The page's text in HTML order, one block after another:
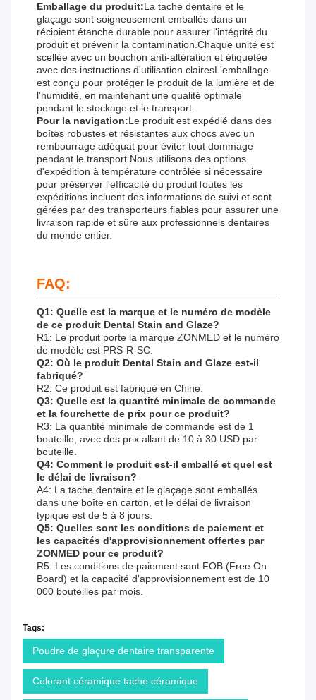
Emballage du produit:La tache dentaire et le
glaçage sont soigneusement emballés dans un
récipient étanche durable pour assurer l'intégrité du
produit et prévenir la contamination.Chaque unité est
scellée avec un bouchon anti-altération et étiquetée
avec des instructions d'utilisation clairesL'emballage
est conçu pour protéger le produit de la lumière et de
l'humidité, en maintenant une qualité optimale
pendant le stockage et le transport.
Pour la navigation:Le produit est expédié dans des
boîtes robustes et résistantes aux chocs avec un
rembourrage adéquat pour éviter tout dommage
pendant le transport.Nous utilisons des options
d'expédition à température contrôlée si nécessaire
pour préserver l'efficacité du produitToutes les
expéditions incluent des informations de suivi et sont
gérées par des transporteurs fiables pour assurer une
livraison rapide et sûre aux professionnels dentaires
du monde entier.
FAQ:
Q1: Quelle est la marque et le numéro de modèle
de ce produit Dental Stain and Glaze?
R1: Le produit porte la marque ZONMED et le numéro
de modèle est PRS-R-SC.
Q2: Où le produit Dental Stain and Glaze est-il
fabriqué?
R2: Ce produit est fabriqué en Chine.
Q3: Quelle est la quantité minimale de commande
et la fourchette de prix pour ce produit?
R3: La quantité minimale de commande est de 1
bouteille, avec des prix allant de 10 à 30 USD par
bouteille.
Q4: Comment le produit est-il emballé et quel est
le délai de livraison?
A4: La tache dentaire et le glaçage sont emballés
dans une boîte en carton, et le délai de livraison
typique est de 5 à 8 jours.
Q5: Quelles sont les conditions de paiement et
les capacités d'approvisionnement offertes par
ZONMED pour ce produit?
R5: Les conditions de paiement sont FOB (Free On
Board) et la capacité d'approvisionnement est de 10
000 bouteilles par mois.
Tags:
Poudre de glaçure dentaire transparente
Colorant céramique tache céramique